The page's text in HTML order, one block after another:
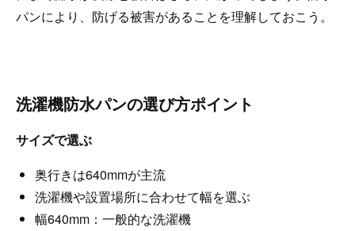
パンにより、防げる被害があることを理解しておこう。
洗濯機防水パンの選び方ポイント
サイズで選ぶ
奥行きは640mmが主流
洗濯機や設置場所に合わせて幅を選ぶ
幅640mm：一般的な洗濯機